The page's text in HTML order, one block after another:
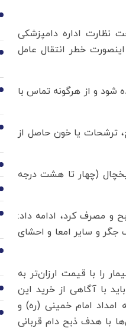
نظارت اداره دامپزشکی
خطر انتقال عامل
و از هرگونه تماس با
ترشحات یا خون حاصل از
قبل از مصرف در دمای یخچال (چهار تا هشت درجه
و مصرف کرد، ادامه داد:
جگر و سایر امعا و احشای
را با قیمت ارزان‌تر به
با آگاهی از خرید این
امداد امام خمینی (ره) و
با هدف ذبح دام قربانی
1